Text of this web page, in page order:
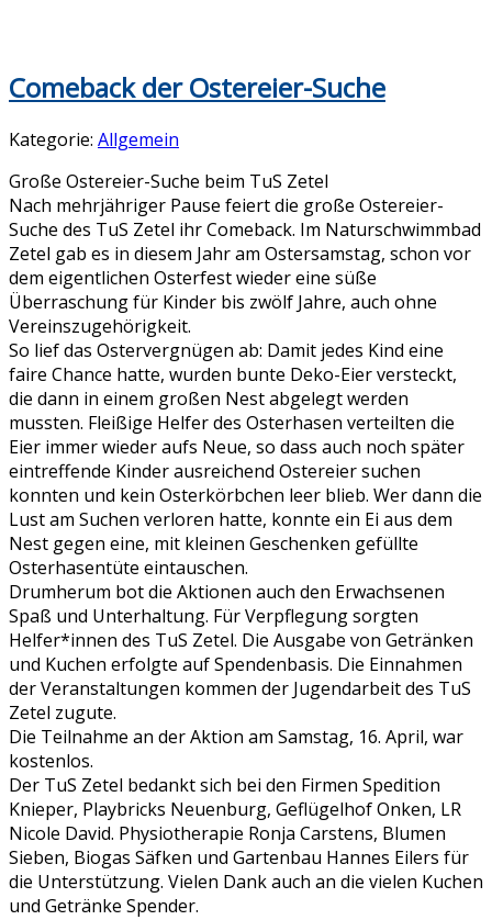
Comeback der Ostereier-Suche
Kategorie: Allgemein
Große Ostereier-Suche beim TuS Zetel
Nach mehrjähriger Pause feiert die große Ostereier-
Suche des TuS Zetel ihr Comeback. Im Naturschwimmbad
Zetel gab es in diesem Jahr am Ostersamstag, schon vor
dem eigentlichen Osterfest wieder eine süße
Überraschung für Kinder bis zwölf Jahre, auch ohne
Vereinszugehörigkeit.
So lief das Ostervergnügen ab: Damit jedes Kind eine
faire Chance hatte, wurden bunte Deko-Eier versteckt,
die dann in einem großen Nest abgelegt werden
mussten. Fleißige Helfer des Osterhasen verteilten die
Eier immer wieder aufs Neue, so dass auch noch später
eintreffende Kinder ausreichend Ostereier suchen
konnten und kein Osterkörbchen leer blieb. Wer dann die
Lust am Suchen verloren hatte, konnte ein Ei aus dem
Nest gegen eine, mit kleinen Geschenken gefüllte
Osterhasentüte eintauschen.
Drumherum bot die Aktionen auch den Erwachsenen
Spaß und Unterhaltung. Für Verpflegung sorgten
Helfer*innen des TuS Zetel. Die Ausgabe von Getränken
und Kuchen erfolgte auf Spendenbasis. Die Einnahmen
der Veranstaltungen kommen der Jugendarbeit des TuS
Zetel zugute.
Die Teilnahme an der Aktion am Samstag, 16. April, war
kostenlos.
Der TuS Zetel bedankt sich bei den Firmen Spedition
Knieper, Playbricks Neuenburg, Geflügelhof Onken, LR
Nicole David. Physiotherapie Ronja Carstens, Blumen
Sieben, Biogas Säfken und Gartenbau Hannes Eilers für
die Unterstützung. Vielen Dank auch an die vielen Kuchen
und Getränke Spender.